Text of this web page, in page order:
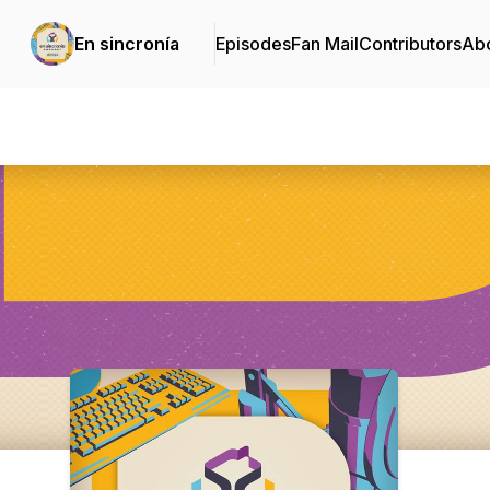
En sincronía EpisodesFan MailContributors